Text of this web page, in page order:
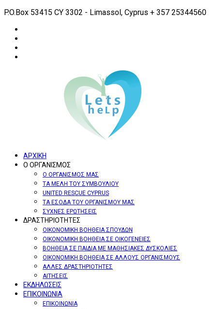
P.O.Box 53415 CY 3302 - Limassol, Cyprus + 357 25344560
ΑΡΧΙΚΗ
Ο ΟΡΓΑΝΙΣΜΟΣ
Ο ΟΡΓΑΝΙΣΜΟΣ ΜΑΣ
ΤΑ ΜΕΛΗ ΤΟΥ ΣΥΜΒΟΥΛΙΟΥ
UNITED RESCUE CYPRUS
ΤΑ ΕΣΟΔΑ ΤΟΥ ΟΡΓΑΝΙΣΜΟΥ ΜΑΣ
ΣΥΧΝΕΣ ΕΡΩΤΗΣΕΙΣ
ΔΡΑΣΤΗΡΙΟΤΗΤΕΣ
ΟΙΚΟΝΟΜΙΚΗ ΒΟΗΘΕΙΑ ΣΠΟΥΔΩΝ
ΟΙΚΟΝΟΜΙΚΗ ΒΟΗΘΕΙΑ ΣΕ ΟΙΚΟΓΕΝΕΙΕΣ
ΒΟΗΘΕΙΑ ΣΕ ΠΑΙΔΙΑ ΜΕ ΜΑΘΗΣΙΑΚΕΣ ΔΥΣΚΟΛΙΕΣ
ΟΙΚΟΝΟΜΙΚΗ ΒΟΗΘΕΙΑ ΣΕ ΑΛΛΟΥΣ ΟΡΓΑΝΙΣΜΟΥΣ
ΑΛΛΕΣ ΔΡΑΣΤΗΡΙΟΤΗΤΕΣ
ΑΙΤΗΣΕΙΣ
ΕΚΔΗΛΩΣΕΙΣ
ΕΠΙΚΟΙΝΩΝΙΑ
ΕΠΙΚΟΙΝΩΝΙΑ